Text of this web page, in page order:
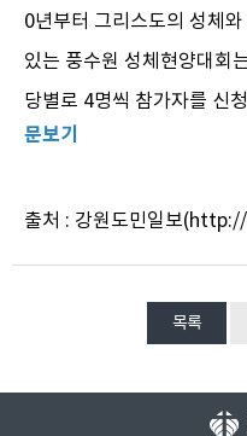
0년부터 그리스도의 성체
있는 풍수원 성체현양대회
당별로 4명씩 참가자를 신
문보기
출처 : 강원도민일보
목록